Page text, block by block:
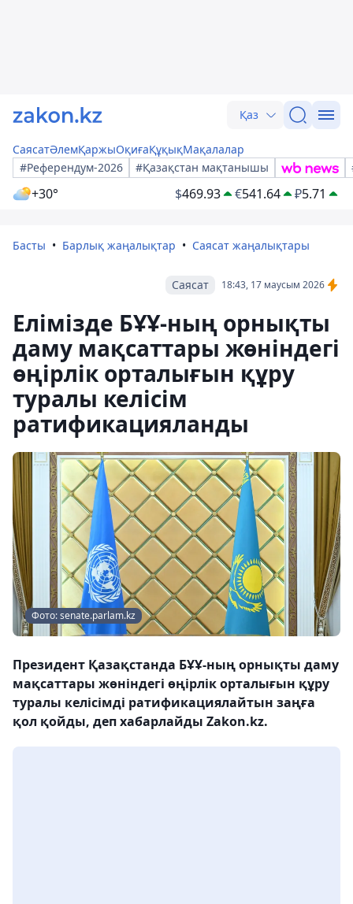
Қаз
СаясатӘлемҚаржыОқиғаҚұқықМақалалар
#Референдум-2026
#Қазақстан мақтанышы
+30° $469.93 €541.64 ₽5.71
Басты Барлық жаңалықтар Саясат жаңалықтары
18:43, 17 маусым 2026
Саясат
Елімізде БҰҰ-ның орнықты
даму мақсаттары жөніндегі
өңірлік орталығын құру
туралы келісім
ратификацияланды
Фото: senate.parlam.kz
Президент Қазақстанда БҰҰ-ның орнықты даму
мақсаттары жөніндегі өңірлік орталығын құру
туралы келісімді ратификациялайтын заңға
қол қойды, деп хабарлайды Zakon.kz.